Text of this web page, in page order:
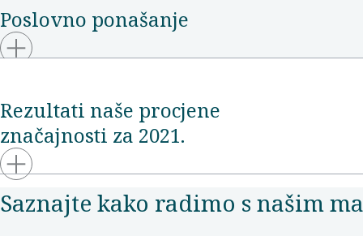
Poslovno ponašanje
Rezultati naše procjene
značajnosti za 2021.
Saznajte kako radimo s našim